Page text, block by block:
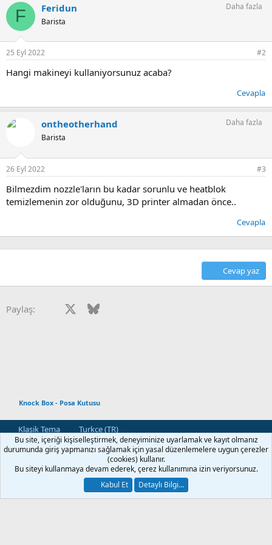
k
l
:
F Feridun
Barista
Daha fazla
25 Eyl 2022 #2
Hangi makineyi kullaniyorsunuz acaba?
Cevapla
ontheotherhand
Barista
Daha fazla
26 Eyl 2022 #3
Bilmezdim nozzle'ların bu kadar sorunlu ve heatblok
temizlemenin zor olduğunu, 3D printer almadan önce..
Cevapla
Cevap yaz
Paylaş: Facebook Bluesky
Knock Box - Posa Kutusu
Klasik Tema
Turkce (TR)
Bize Ulaşın
Kullanım ve Şartlar Gizlilik Politikası
Yardım
R
S
Community platform by XenForo® © 2010-2026 XenForo Ltd.
[XGT] Forum statistics system- XenGenTr
Bu site, içeriği kişiselleştirmek, deneyiminize uyarlamak ve kayıt olmanız
durumunda giriş yapmanızı sağlamak için yasal düzenlemelere uygun çerezler
(cookies) kullanır.
Bu siteyi kullanmaya devam ederek, çerez kullanımına izin veriyorsunuz.
Kabul Et
Detaylı Bilgi...